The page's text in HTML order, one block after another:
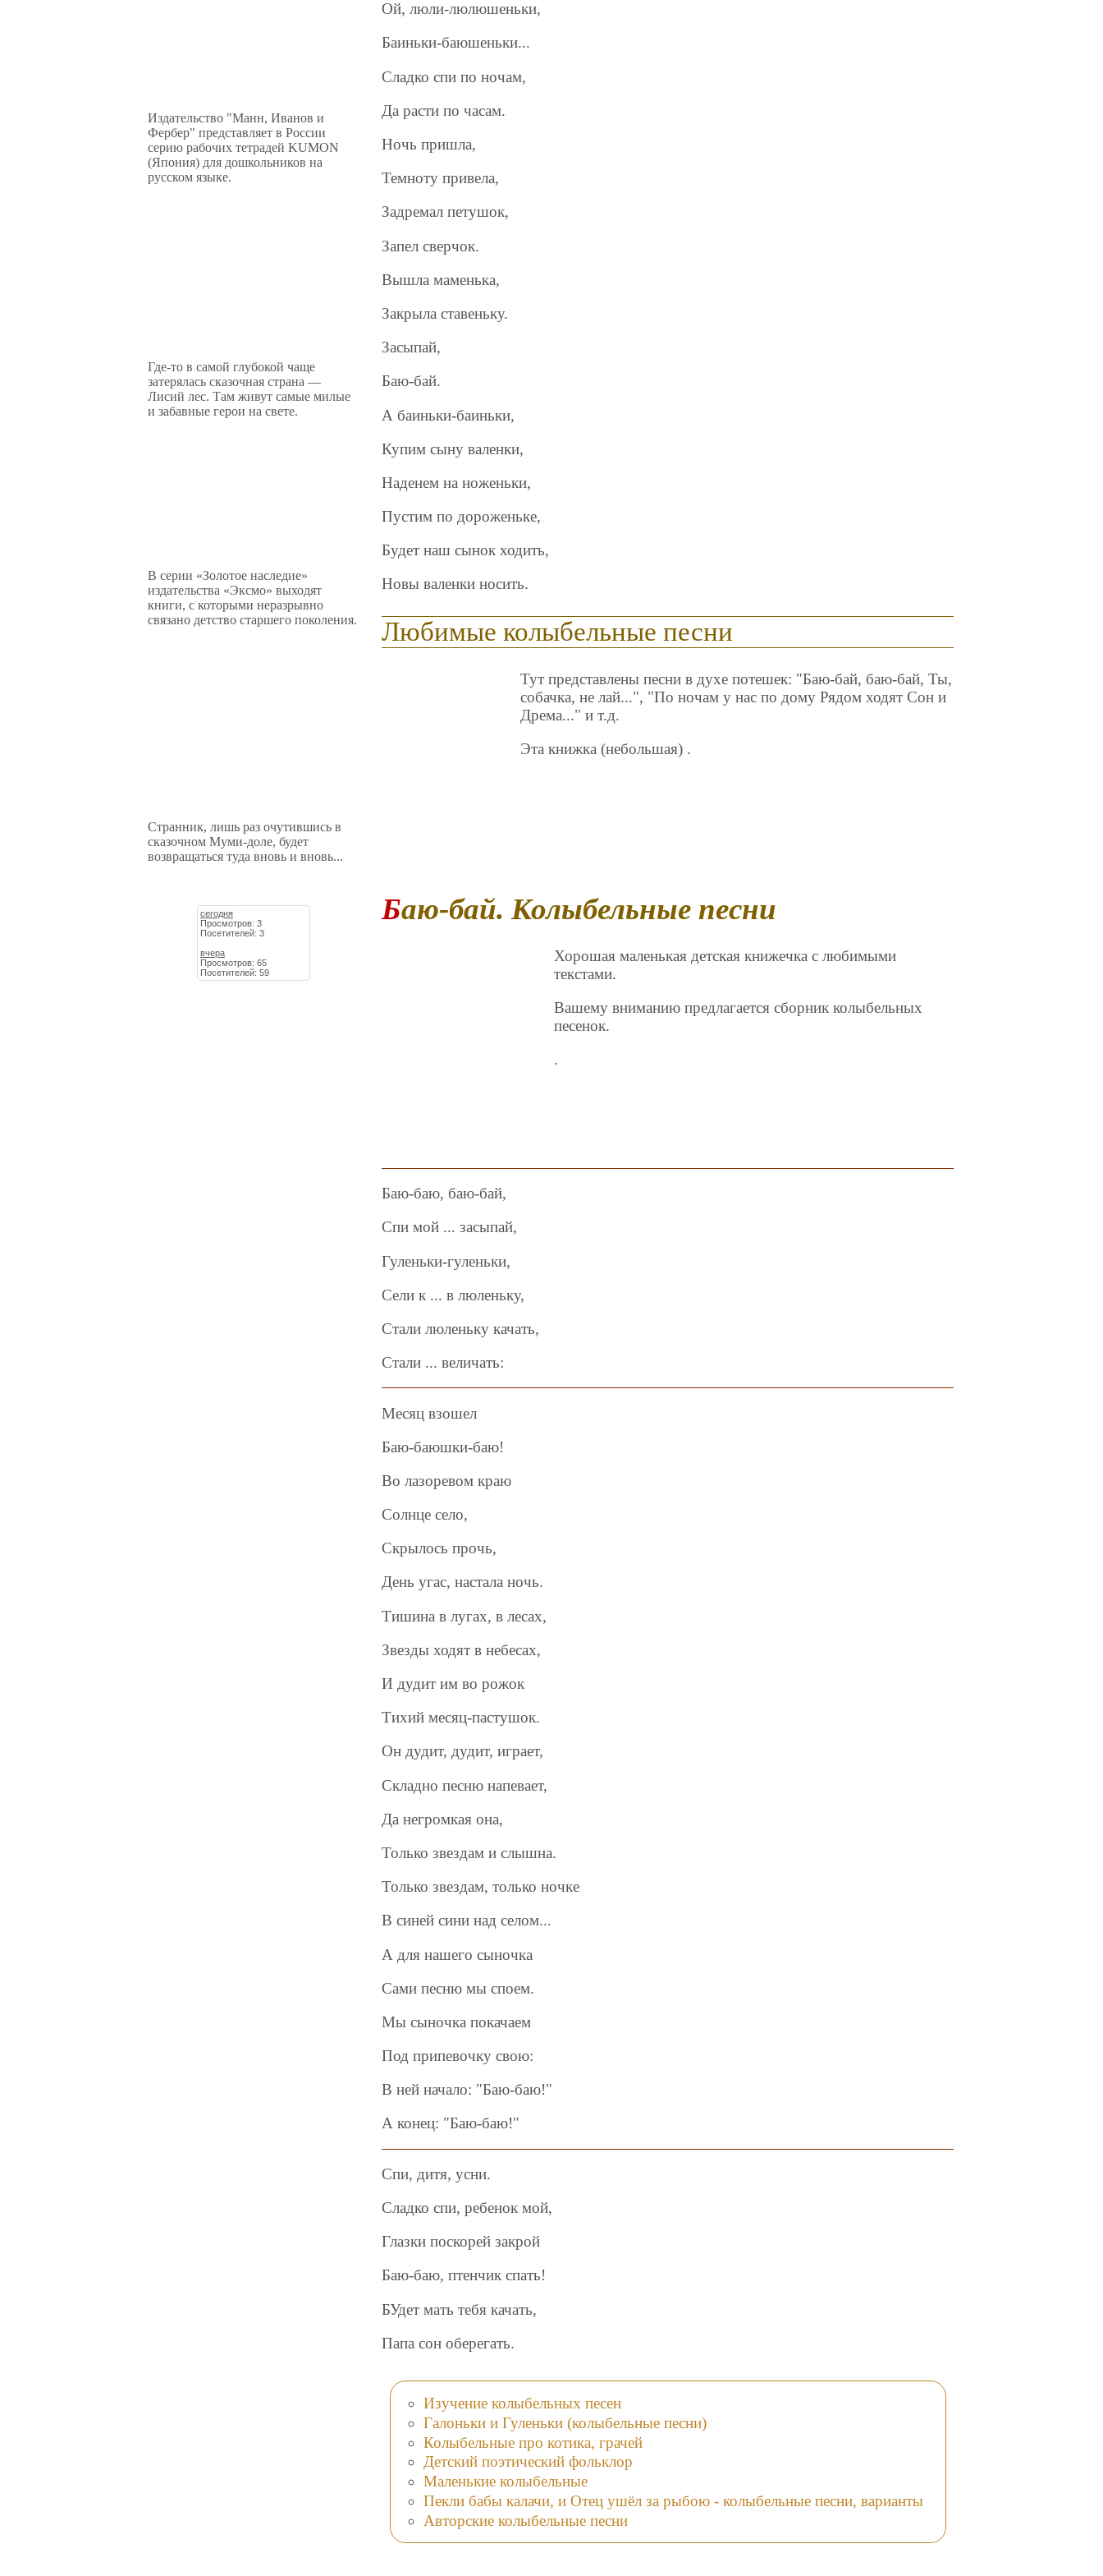
Издательство "Манн, Иванов и
Фербер" представляет в России
серию рабочих тетрадей KUMON
(Япония) для дошкольников на
русском языке.
Где-то в самой глубокой чаще
затерялась сказочная страна —
Лисий лес. Там живут самые милые
и забавные герои на свете.
В серии «Золотое наследие»
издательства «Эксмо» выходят
книги, с которыми неразрывно
связано детство старшего поколения.
Странник, лишь раз очутившись в
сказочном Муми-доле, будет
возвращаться туда вновь и вновь...
сегодня
Просмотров: 3
Посетителей: 3
вчера
Просмотров: 65
Посетителей: 59
Ой, люли-люлюшеньки,
Баиньки-баюшеньки...
Сладко спи по ночам,
Да расти по часам.
Ночь пришла,
Темноту привела,
Задремал петушок,
Запел сверчок.
Вышла маменька,
Закрыла ставеньку.
Засыпай,
Баю-бай.
А баиньки-баиньки,
Купим сыну валенки,
Наденем на ноженьки,
Пустим по дороженьке,
Будет наш сынок ходить,
Новы валенки носить.
Любимые колыбельные песни
Тут представлены песни в духе потешек: "Баю-бай, баю-бай, Ты,
собачка, не лай...", "По ночам у нас по дому Рядом ходят Сон и
Дрема..." и т.д.
Эта книжка (небольшая) .
Баю-бай. Колыбельные песни
Хорошая маленькая детская книжечка с любимыми
текстами.
Вашему вниманию предлагается сборник колыбельных
песенок.
.
Баю-баю, баю-бай,
Спи мой ... засыпай,
Гуленьки-гуленьки,
Сели к ... в люленьку,
Стали люленьку качать,
Стали ... величать:
Месяц взошел
Баю-баюшки-баю!
Во лазоревом краю
Солнце село,
Скрылось прочь,
День угас, настала ночь.
Тишина в лугах, в лесах,
Звезды ходят в небесах,
И дудит им во рожок
Тихий месяц-пастушок.
Он дудит, дудит, играет,
Складно песню напевает,
Да негромкая она,
Только звездам и слышна.
Только звездам, только ночке
В синей сини над селом...
А для нашего сыночка
Сами песню мы споем.
Мы сыночка покачаем
Под припевочку свою:
В ней начало: "Баю-баю!"
А конец: "Баю-баю!"
Спи, дитя, усни.
Сладко спи, ребенок мой,
Глазки поскорей закрой
Баю-баю, птенчик спать!
БУдет мать тебя качать,
Папа сон оберегать.
Изучение колыбельных песен
Галоньки и Гуленьки (колыбельные песни)
Колыбельные про котика, грачей
Детский поэтический фольклор
Маленькие колыбельные
Пекли бабы калачи, и Отец ушёл за рыбою - колыбельные песни, варианты
Авторские колыбельные песни